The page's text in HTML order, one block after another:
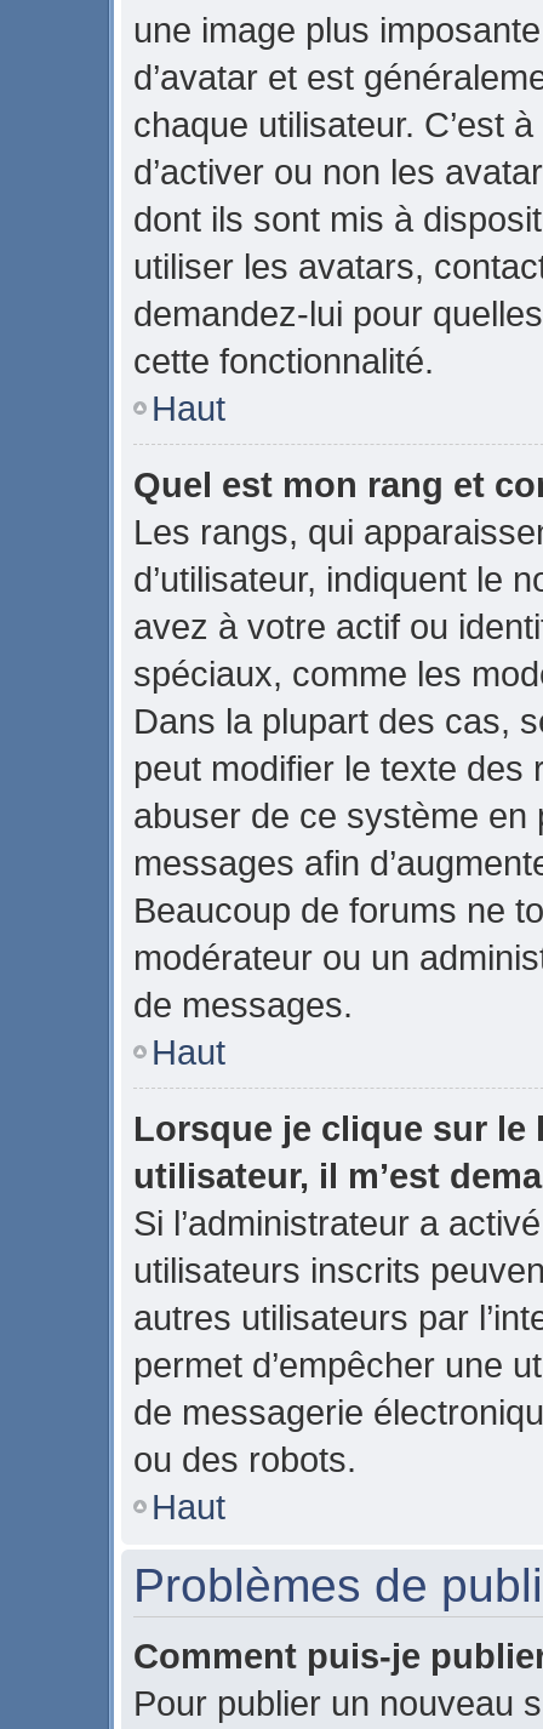
une image plus
d’avatar et est
chaque utilisateur. C’est
d’activer ou non les
dont ils sont mis à
utiliser les avatars,
demandez-lui pour
cette fonctionnalité.
Haut
Quel est mon rang et
Les rangs, qui
d’utilisateur, indiquent le
avez à votre actif ou
spéciaux, comme les
Dans la plupart des cas,
peut modifier le texte des
abuser de ce système en
messages afin
Beaucoup de forums ne
modérateur ou un
de messages.
Haut
Lorsque je clique sur le
utilisateur, il m’est
Si l’administrateur a
utilisateurs inscrits
autres utilisateurs par
permet d’empêcher une
de messagerie
ou des robots.
Haut
Problèmes de
Comment puis-je
Pour publier un nouveau